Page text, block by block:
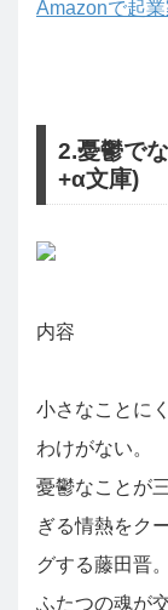
Amazonで起
2.憂鬱で
+α文庫)
内容
小さなことに
わけがない。
憂鬱なことが
ぎる情熱をク
グする藤田晋。
ふたつの魂が